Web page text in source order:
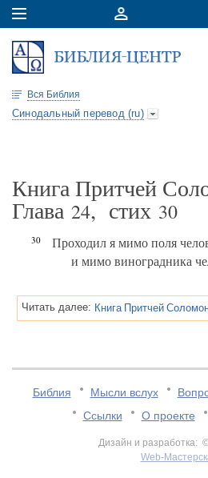
Вся Библия
Синодальный перевод (ru)
Книга Притчей
Глава 24, стих 30
30
Проходил я мимо поля
и мимо виноградника
Читать далее:
Библия Мысли вслух
Ссылки
О проекте
Дизайн и разработка:
Web-